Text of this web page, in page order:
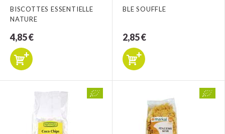
BISCOTTES ESSENTIELLE
NATURE
4,85 €
BLE SOUFFLE
2,85 €